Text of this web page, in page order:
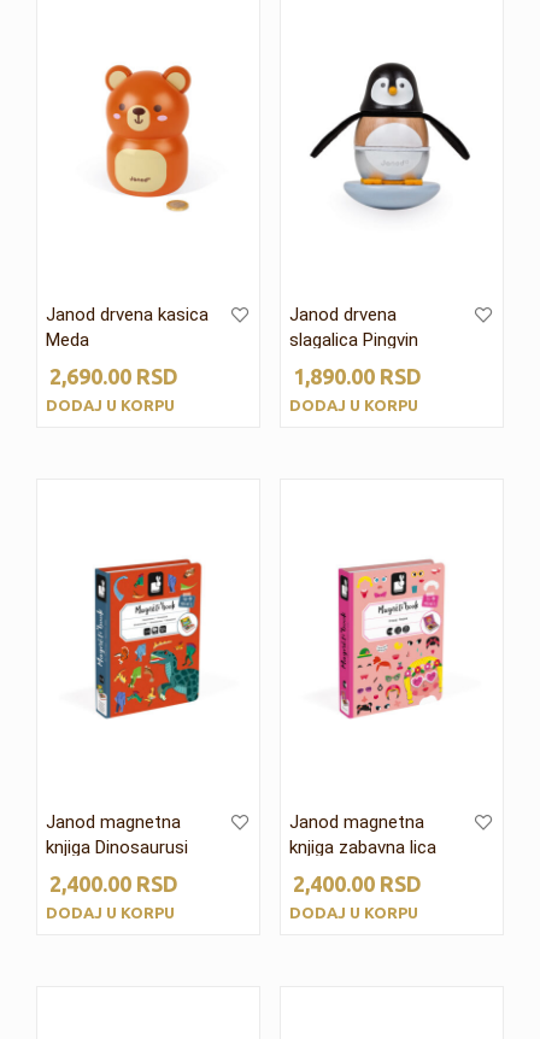
Janod drvena kasica
Meda
2,690.00 RSD
DODAJ U KORPU
Janod drvena
slagalica Pingvin
1,890.00RSD
DODAJ U KORPU
Janod magnetna
knjiga Dinosaurusi
2,400.00 RSD
DODAJ U KORPU
Janod magnetna
knjiga zabavna lica
2,400.00RSD
DODAJ U KORPU